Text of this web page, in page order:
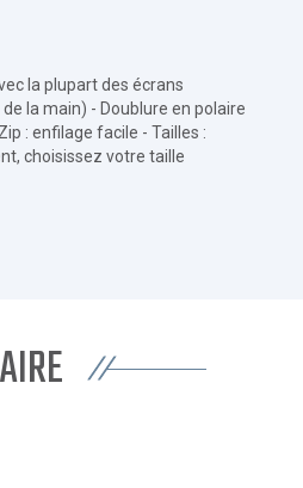
la plupart des écrans
la main) - Doublure en polaire
: enfilage facile - Tailles :
choisissez votre taille